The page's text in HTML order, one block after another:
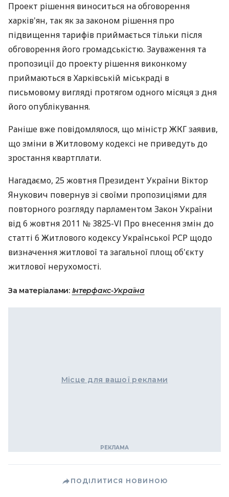
Проект рішення виноситься на обговорення
харків'ян, так як за законом рішення про
підвищення тарифів приймається тільки після
обговорення його громадськістю. Зауваження та
пропозиції до проекту рішення виконкому
приймаються в Харківській міськраді в
письмовому вигляді протягом одного місяця з дня
його опублікування.
Раніше вже повідомлялося, що міністр ЖКГ заявив,
що зміни в Житловому кодексі не приведуть до
зростання квартплати.
Нагадаємо, 25 жовтня Президент України Віктор
Янукович повернув зі своїми пропозиціями для
повторного розгляду парламентом Закон України
від 6 жовтня 2011 № 3825-VІ Про внесення змін до
статті 6 Житлового кодексу Української РСР щодо
визначення житлової та загальної площ об'єкту
житлової нерухомості.
За матеріалами: Інтерфакс-Україна
Місце для вашої реклами
ПОДІЛИТИСЯ НОВИНОЮ